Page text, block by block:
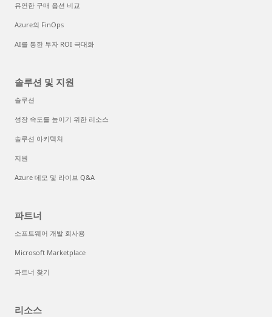
유연한 구매 옵션 비교
Azure의 FinOps
AI를 통한 투자 ROI 극대화
솔루션 및 지원
솔루션
성장 속도를 높이기 위한 리소스
솔루션 아키텍처
지원
Azure 데모 및 라이브 Q&A
파트너
소프트웨어 개발 회사용
Microsoft Marketplace
파트너 찾기
리소스